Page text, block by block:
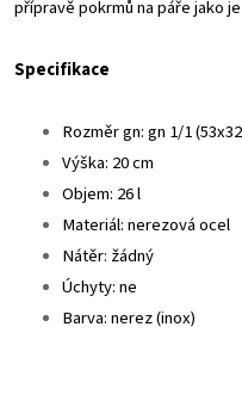
přípravě pokrmů na páře jako
Specifikace
Rozměr gn: gn 1/1
Výška: 20 cm
Objem: 26 l
Materiál: nerezová ocel
Nátěr: žádný
Úchyty: ne
Barva: nerez (inox)